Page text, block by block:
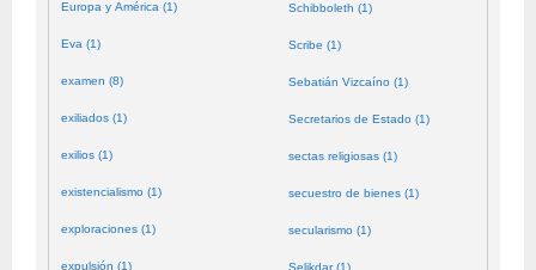
Europa y América (1)
Eva (1)
examen (8)
exiliados (1)
exilios (1)
existencialismo (1)
exploraciones (1)
expulsión (1)
Schibboleth (1)
Scribe (1)
Sebatián Vizcaíno (1)
Secretarios de Estado (1)
sectas religiosas (1)
secuestro de bienes (1)
secularismo (1)
Selikdar (1)